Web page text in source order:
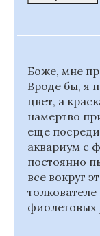
Боже, мне
Вроде бы, я
цвет, а
намертво
еще
аквариум с
постоянно
все вокруг
фиолетовых